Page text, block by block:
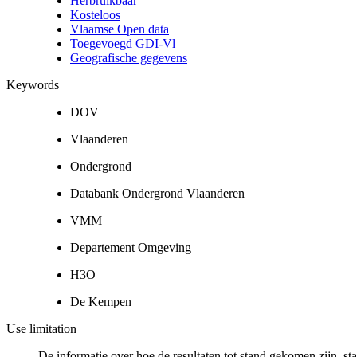
Kosteloos
Vlaamse Open data
Toegevoegd GDI-Vl
Geografische gegevens
Keywords
DOV
Vlaanderen
Ondergrond
Databank Ondergrond Vlaanderen
VMM
Departement Omgeving
H3O
De Kempen
Use limitation